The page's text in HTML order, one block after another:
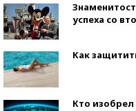
успеха со
Как
Кто изобрел